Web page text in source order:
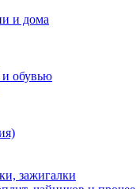
и дома
и обувью
зажигалки